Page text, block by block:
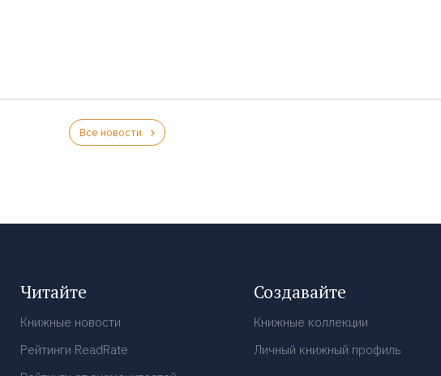
Все новости
Читайте
Книжные новости
Рейтинги ReadRate
Создавайте
Книжные коллекции
Личный книжный профиль